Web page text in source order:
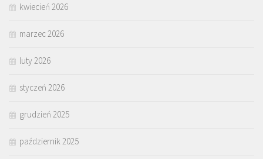
kwiecień 2026
marzec 2026
luty 2026
styczeń 2026
grudzień 2025
październik 2025